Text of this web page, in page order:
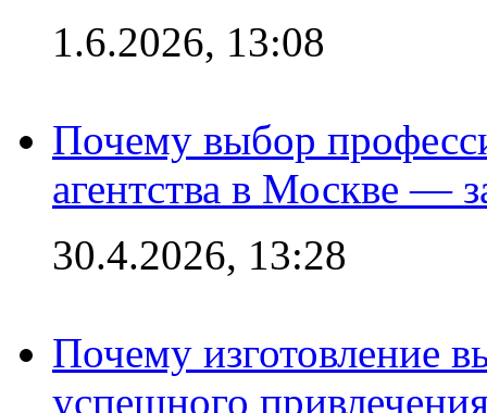
1.6.2026, 13:08
Почему выбор
агентства в Москве —
30.4.2026, 13:28
Почему изготовление
успешного